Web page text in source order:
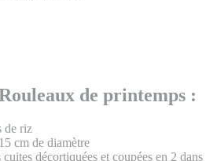
de printemps :
de riz
cm de diamètre
cuites décortiquées et coupées en 2 dans